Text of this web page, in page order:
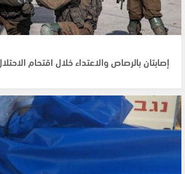
إصابتان بالرصاص والاعتداء خلال اقتحام